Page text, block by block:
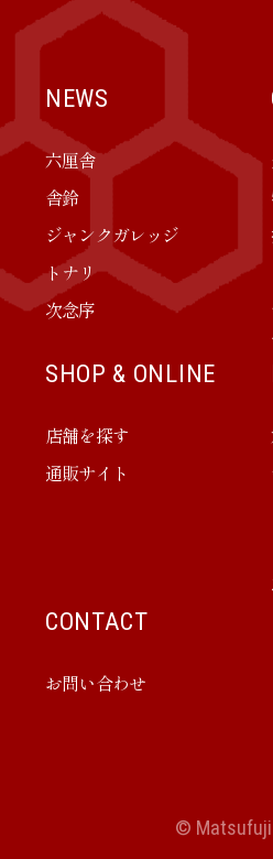
NEWS
六厘舎
舎鈴
ジャンクガレッジ
トナリ
次念序
SHOP & ONLINE
店舗を探す
通販サイト
CONTACT
お問い合わせ
© Matsufuji